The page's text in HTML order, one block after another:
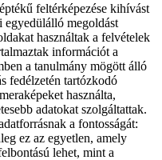
feltérképezése kihívást
egyedülálló megoldást
használtak a felvételek
információt a
a tanulmány mögött álló
fedélzetén tartózkodó
használta,
adatokat szolgáltattak.
a fontosságát:
ez az egyetlen, amely
lehet, mint a